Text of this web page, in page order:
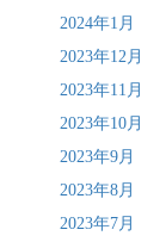
2024年1月
2023年12月
2023年11月
2023年10月
2023年9月
2023年8月
2023年7月